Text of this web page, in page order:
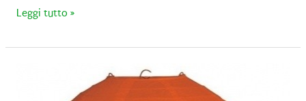
Paultons
Casa
Leggi tutto »